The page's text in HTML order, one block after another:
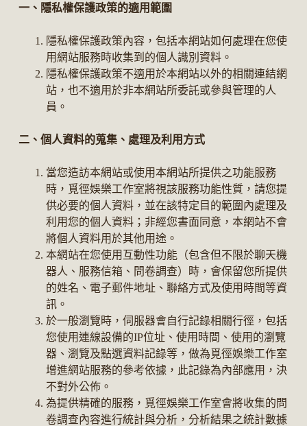
一、隱私權保護政策的適用範圍
隱私權保護政策內容，包括本網站如何處理在您使
用網站服務時收集到的個人識別資料。
隱私權保護政策不適用於本網站以外的相關連結網
站，也不適用於非本網站所委託或參與管理的人
員。
二、個人資料的蒐集、處理及利用方式
當您造訪本網站或使用本網站所提供之功能服務
時，覓徑娛樂工作室將視該服務功能性質，請您提
供必要的個人資料，並在該特定目的範圍內處理及
利用您的個人資料；非經您書面同意，本網站不會
將個人資料用於其他用途。
本網站在您使用互動性功能（包含但不限於聊天機
器人、服務信箱、問卷調查）時，會保留您所提供
的姓名、電子郵件地址、聯絡方式及使用時間等資
訊。
於一般瀏覽時，伺服器會自行記錄相關行徑，包括
您使用連線設備的IP位址、使用時間、使用的瀏覽
器、瀏覽及點選資料記錄等，做為覓徑娛樂工作室
增進網站服務的參考依據，此記錄為內部應用，決
不對外公佈。
為提供精確的服務，覓徑娛樂工作室會將收集的問
卷調查內容進行統計與分析，分析結果之統計數據